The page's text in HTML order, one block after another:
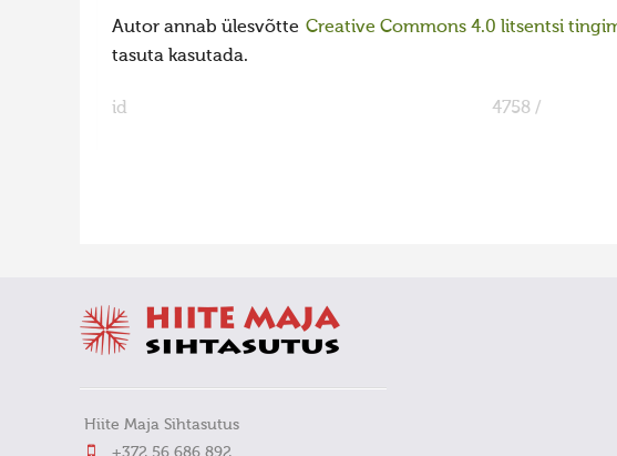
Autor annab ülesvõtte Creative Commons 4.0 litsentsi
tasuta kasutada.
id 4758 /
Hiite Maja Sihtasutus
+372 56 686 892